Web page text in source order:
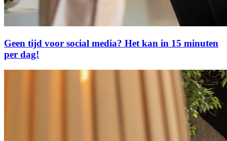
Geen tijd voor social media? Het kan in 15 minuten
per dag!